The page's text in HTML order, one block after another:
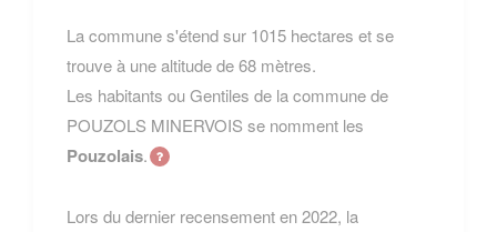
La commune s'étend sur 1015 hectares et se
trouve à une altitude de 68 mètres.
Les habitants ou Gentiles de la commune de
POUZOLS MINERVOIS se nomment les
Pouzolais.
Lors du dernier recensement en 2022, la